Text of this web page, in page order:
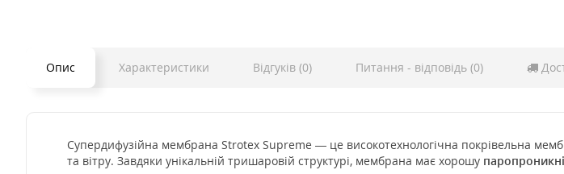
Опис Характеристики Відгуків (0) Питання - відповідь (0)
Супердифузійна мембрана Strotex Supreme — це високотехнологічна покрівельна
та вітру. Завдяки унікальній тришаровій структурі, мембрана має хорошу